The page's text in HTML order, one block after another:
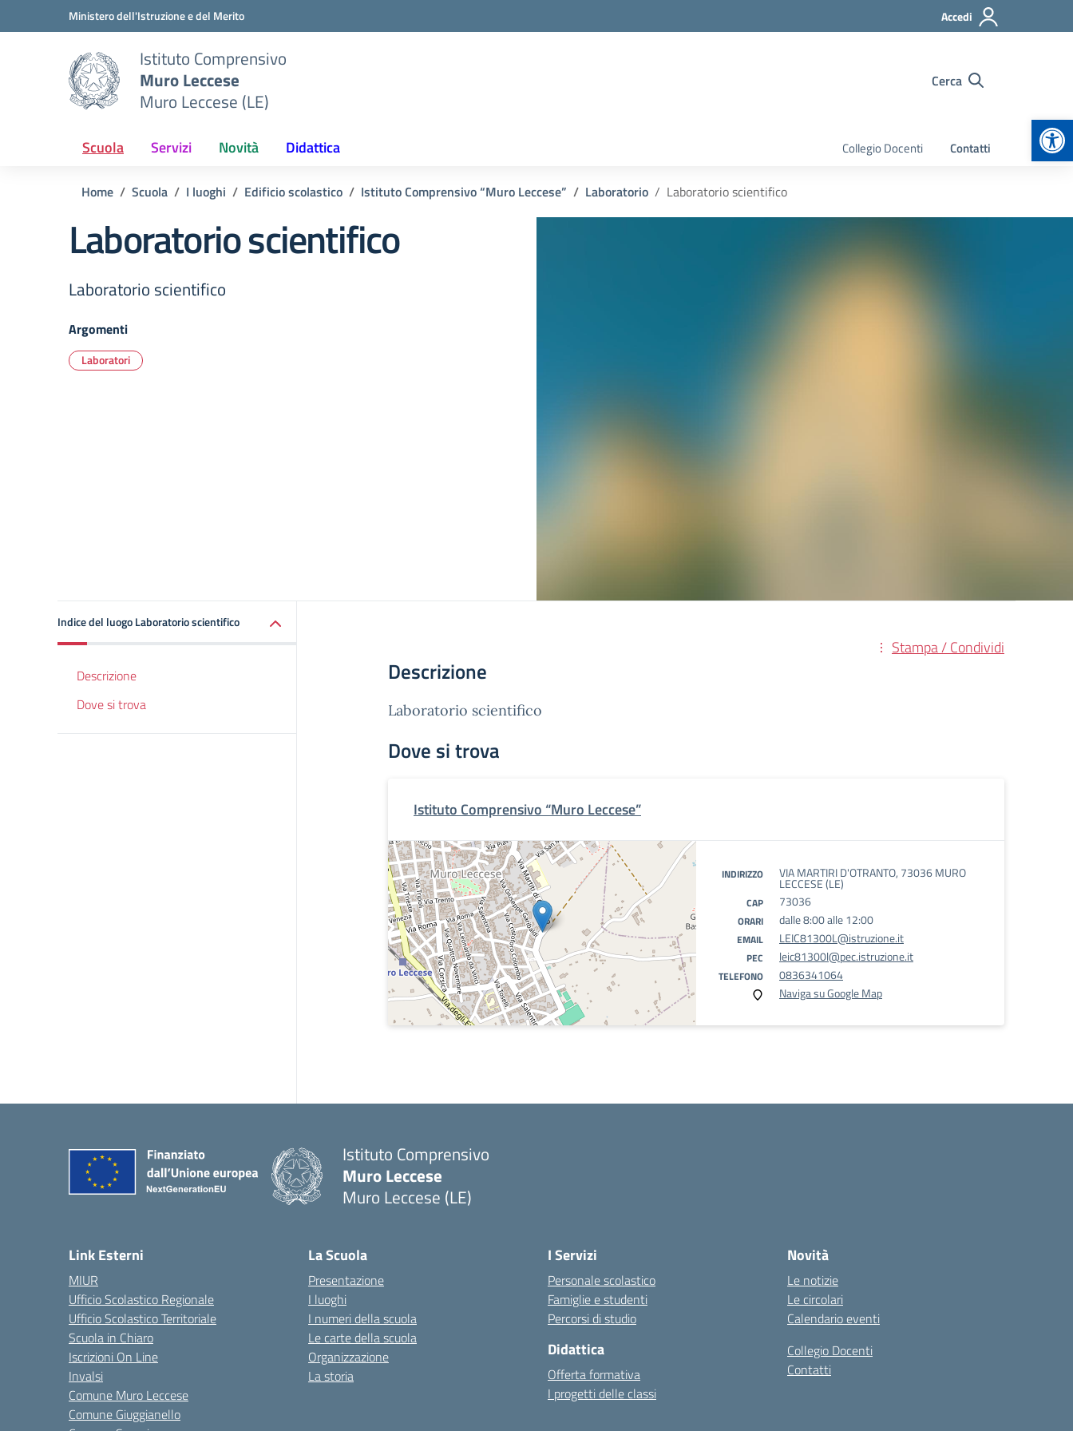
Vai ai contenuti
Vai al menu di navigazioneMinistero dell'Istruzione e del Merito Accedi
Istituto Comprensivo
Muro Leccese
Muro Leccese (LE)
Cerca
Scuola Servizi Novità Didattica Collegio Docenti Contatti
Home Scuola I luoghi Edificio scolastico Istituto Comprensivo “Muro Leccese” Laboratorio Laboratorio scientifico
Laboratorio scientifico
Laboratorio scientifico
Argomenti
Laboratori
Indice del luogo Laboratorio scientifico
Descrizione
Dove si trova
Stampa / Condividi
Descrizione
Laboratorio scientifico
Dove si trova
Istituto Comprensivo “Muro Leccese”
INDIRIZZO VIA MARTIRI D'OTRANTO, 73036 MURO
LECCESE (LE)
CAP 73036
ORARI dalle 8:00 alle 12:00
EMAIL LEIC81300L@istruzione.it
PEC leic81300l@pec.istruzione.it
TELEFONO
0836341064
Naviga su Google Map
Istituto Comprensivo
Muro Leccese
Muro Leccese (LE)
Link Esterni
MIUR
Ufficio Scolastico Regionale
Ufficio Scolastico Territoriale
Scuola in Chiaro
Iscrizioni On Line
Invalsi
Comune Muro Leccese
Comune Giuggianello
La Scuola
Presentazione
I luoghi
I numeri della scuola
Le carte della scuola
Organizzazione
La storia
I Servizi
Personale scolastico
Famiglie e studenti
Percorsi di studio
Didattica
Offerta formativa
I progetti delle classi
Novità
Le notizie
Le circolari
Calendario eventi
Collegio Docenti
Contatti